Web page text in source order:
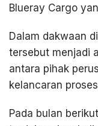
Blueray Cargo
Dalam dakwaan
tersebut menjadi
antara pihak
kelancaran
Pada bulan